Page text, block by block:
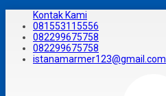
Kontak Kami
081553115556
082299675758
082299675758
istanamarmer123@gmail.com